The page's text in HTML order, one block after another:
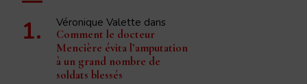
Véronique Valette dans
Comment le docteur
Mencière évita l’amputation
à un grand nombre de
soldats blessés